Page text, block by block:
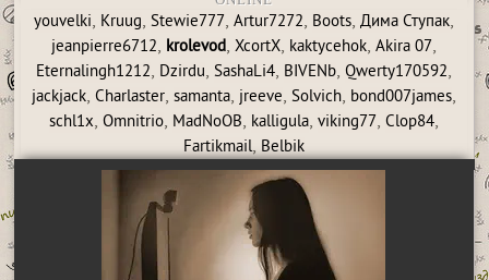
youvelki, Kruug, Stewie777, Artur7272, Boots, Дима Ступак,
jeanpierre6712, krolevod, XcortX, kaktycehok, Akira 07,
Eternalingh1212, Dzirdu, SashaLi4, BIVENb, Qwerty170592,
jackjack, Charlaster, samanta, jreeve, Solvich, bond007james,
schl1x, Omnitrio, MadNoOB, kalligula, viking77, Clop84,
Fartikmail, Belbik